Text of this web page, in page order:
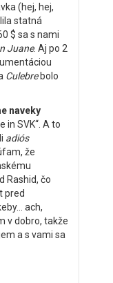
(hej, hej,
statná
$ sa s nami
Juane. Aj po 2
Culebre bolo
naveky
in SVK“. A to
adiós
že
Rashid, čo
pred
ach,
v dobro, takže
a s vami sa